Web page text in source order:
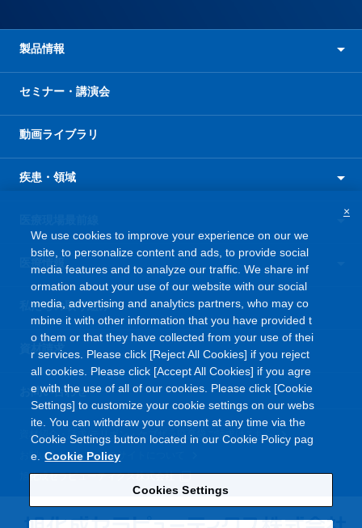
製品情報
セミナー・講演会
動画ライブラリ
疾患・領域
医療情報
私たちの取り組み
資材請求
お問い合わせ
資材紹介・請求/テリボン・ケブザラ廃棄袋ご請求はこちら
お問い合わせ このサイトについて
旭化成セラピューティクス株式会社
We use cookies to improve your experience on our we
bsite, to personalize content and ads, to provide social
media features and to analyze our traffic. We share inf
ormation about your use of our website with our social
media, advertising and analytics partners, who may co
mbine it with other information that you have provided t
o them or that they have collected from your use of thei
r services. Please click [Reject All Cookies] if you reject
all cookies. Please click [Accept All Cookies] if you agre
e with the use of all of our cookies. Please click [Cookie
Settings] to customize your cookie settings on our webs
ite. You can withdraw your consent at any time via the
Cookie Settings button located in our Cookie Policy pag
e. Cookie Policy
Cookies Settings
×